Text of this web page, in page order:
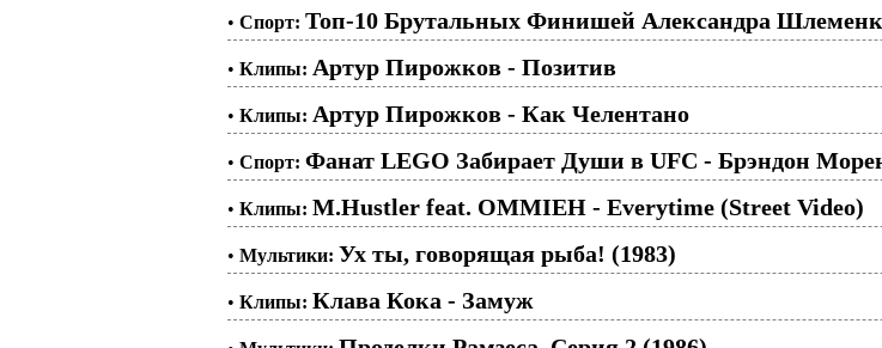
• Спорт: Топ-10 Брутальных Финишей Александра
• Клипы: Артур Пирожков - Позитив
• Клипы: Артур Пирожков - Как Челентано
• Спорт: Фанат LEGO Забирает Души в UFC - Брэндон
• Клипы: M.Hustler feat. OMMIEH - Everytime (Street Video)
• Мультики: Ух ты, говорящая рыба! (1983)
• Клипы: Клава Кока - Замуж